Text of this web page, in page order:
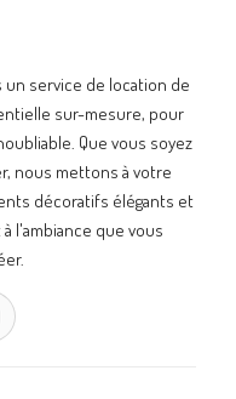
service de location de
sur-mesure, pour
Que vous soyez
nous mettons à votre
décoratifs élégants et
l'ambiance que vous